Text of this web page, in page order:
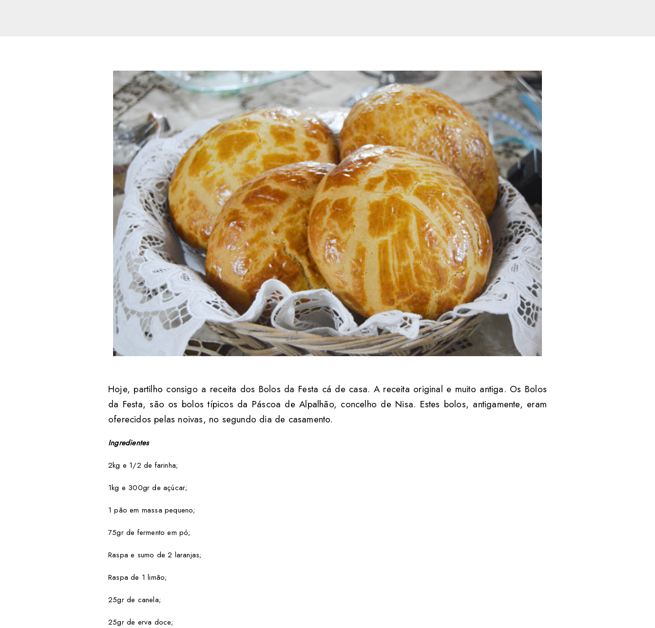
Hoje, partilho consigo a receita dos Bolos da Festa cá de casa. A receita original e muito antiga. Os Bolos
da Festa, são os bolos típicos da Páscoa de Alpalhão, concelho de Nisa. Estes bolos, antigamente, eram
oferecidos pelas noivas, no segundo dia de casamento.
Ingredientes
2kg e 1/2 de farinha;
1kg e 300gr de açúcar;
1 pão em massa pequeno;
75gr de fermento em pó;
Raspa e sumo de 2 laranjas;
Raspa de 1 limão;
25gr de canela;
25gr de erva doce;